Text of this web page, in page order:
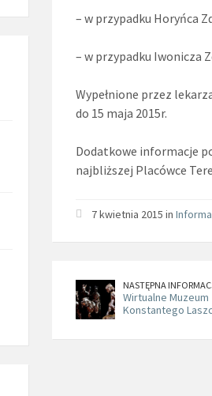
– w przypadku Horyńca
– w przypadku Iwonicza
Wypełnione przez
do 15 maja 2015r.
Dodatkowe informacje
najbliższej Placówce
7 kwietnia 2015 in
NASTĘPNA
Wirtualne Muzeum
Konstantego